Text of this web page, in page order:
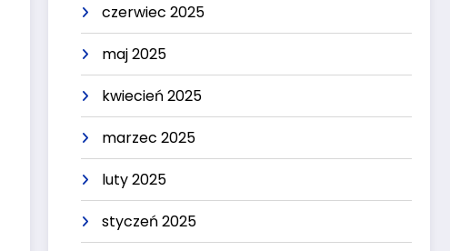
czerwiec 2025
maj 2025
kwiecień 2025
marzec 2025
luty 2025
styczeń 2025